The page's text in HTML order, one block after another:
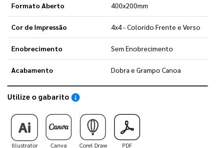
Formato Aberto 400x200mm
Cor de Impressão 4x4 - Colorido Frente e Verso
Enobrecimento Sem Enobrecimento
Acabamento Dobra e Grampo Canoa
Utilize o gabarito Saiba como utilizar os nossos gabaritos
Illustrator Canva Corel Draw PDF